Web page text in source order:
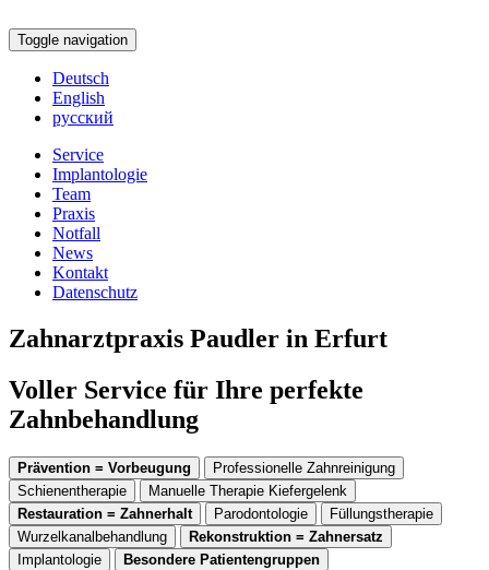
Toggle navigation
Deutsch
English
русский
Service
Implantologie
Team
Praxis
Notfall
News
Kontakt
Datenschutz
Zahnarztpraxis Paudler in Erfurt
Voller Service für Ihre perfekte
Zahnbehandlung
Prävention = Vorbeugung
Professionelle Zahnreinigung
Schienentherapie
Manuelle Therapie Kiefergelenk
Restauration = Zahnerhalt
Parodontologie
Füllungstherapie
Wurzelkanalbehandlung
Rekonstruktion = Zahnersatz
Implantologie
Besondere Patientengruppen